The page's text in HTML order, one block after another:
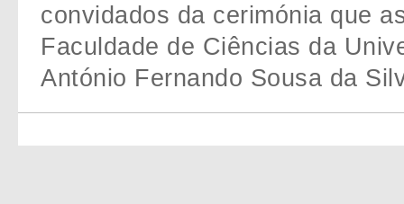
convidados da cerimónia que
Faculdade de Ciências da
António Fernando Sousa da